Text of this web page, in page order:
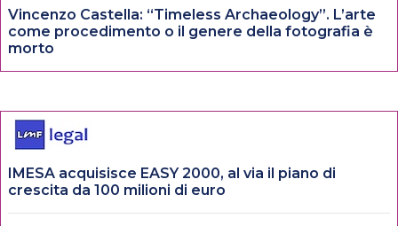
Vincenzo Castella: “Timeless Archaeology”. L’arte
come procedimento o il genere della fotografia è
morto
IMESA acquisisce EASY 2000, al via il piano di
crescita da 100 milioni di euro